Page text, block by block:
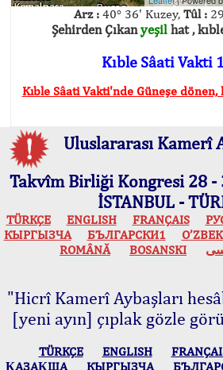
Arz :40° 36' Kuzey, Tûl :
Şehirden Çıkanyeşilhat ,
Kıble Sâati Vakti
Kıble Sâati Vakti'nde Güneşe
Uluslararası Kamerî
Takvîm Birliği Kongresi 28 -
İSTANBUL -
TÜRKÇE ENGLISH FRANÇAIS
КЫPГЫЗЧA
БЪЛГАРСКИ1
ROMÂNĂ
BOSANSKI
"Hicrî Kamerî Aybaşları
[yeni ayın] çıplak gözle
TÜRKÇE ENGLISH
ҚАЗАҚША
КЫPГЫЗЧA